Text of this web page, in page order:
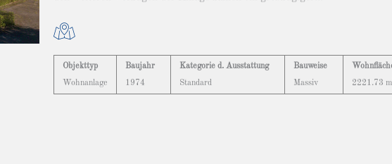
Objekttyp
Wohnanlage
Baujahr
1974
Kategorie d. Ausstattung
Standard
Bauweise
Massiv
2221.73 m